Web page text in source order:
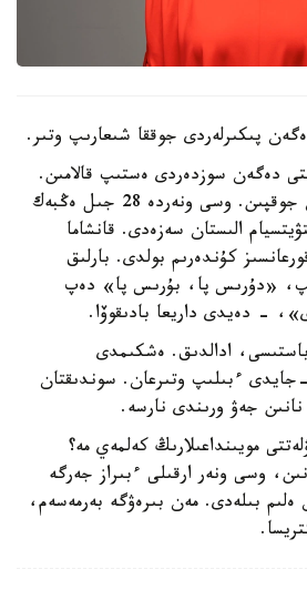
پىكىرلەردى جوققا شىعارىپ وتىر.
دەگەن سوزدەردى ەستىپ قالامىن.
ەشقانداي دا تەز بايىعان جوقپىن. وسى ونەردە 28 جىل ەڭبەك
الىستان سەزەدى. قانشاما
كۇندەرىم بولدى. بارلىق
«دۇرىس پا، بۇرىس پا» دەپ
- دەيدى داريعا بادىقوۆا.
ادالدىق. ەشكىمدى
جايدى ءبىلىپ وتىرعان. سوندىقتان
جەۋ ورىندى نارسە.
مويىنداعىلارىڭ كەلمەي مە؟
وسى ونەر ارقىلى ءبىراز جەرگە
بىلەدى. مەن بىرەۋگە بەرمەسەم،